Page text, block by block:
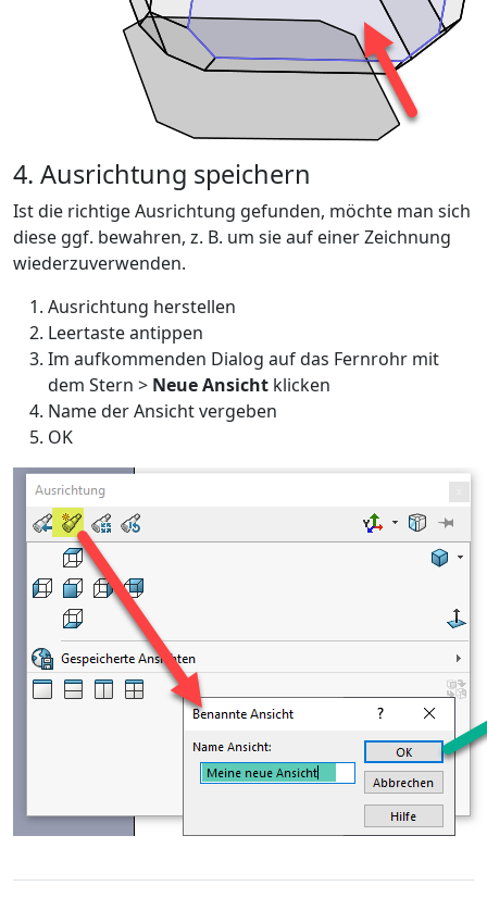
4. Ausrichtung speichern
Ist die richtige Ausrichtung gefunden, möchte man sich
diese ggf. bewahren, z. B. um sie auf einer Zeichnung
wiederzuverwenden.
Ausrichtung herstellen
Leertaste antippen
Im aufkommenden Dialog auf das Fernrohr mit
dem Stern > Neue Ansicht klicken
Name der Ansicht vergeben
OK